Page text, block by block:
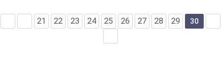
21 22 23 24 25 26 27 28 29 30